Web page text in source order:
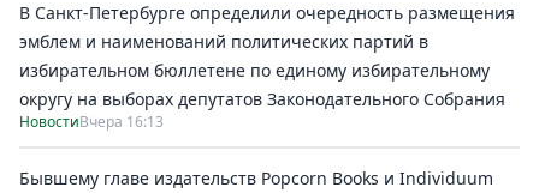
В Санкт-Петербурге определили очередность размещения
эмблем и наименований политических партий в
избирательном бюллетене по единому избирательному
округу на выборах депутатов Законодательного Собрания
НовостиВчера 16:13
Бывшему главе издательств Popcorn Books и Individuum